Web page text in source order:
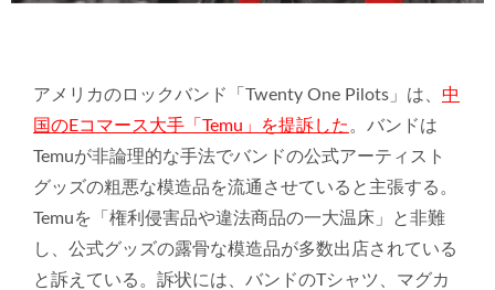
アメリカのロックバンド「Twenty One Pilots」は、 中
国のEコマース大手「Temu」を提訴した 。 バンドは
Temuが非論理的な手法でバンドの公式アーティスト
グッズの粗悪な模造品を流通させていると主張する。
Temuを「 権利侵害品や違法商品の一大温床」と非難
し、 公式グッズの露骨な模造品が多数出店されている
と訴えている。 訴状には、バンドのTシャツ、マグカ